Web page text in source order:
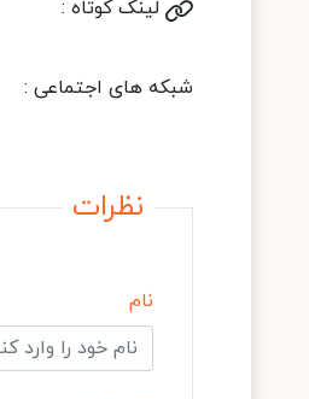
لینک کوتاه :
شبکه های اجتماعی :
نظرات
نام